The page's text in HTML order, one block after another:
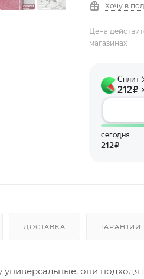
Хочу в
Цена
магазинах
ДОСТАВКА ГАРАНТИИ
они